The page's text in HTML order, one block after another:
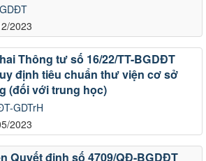
2023
GDTrH
2023
Thông tư số 16/22/TT-BGDĐT
định tiêu chuẩn thư viện cơ sở
(đối với trung học)
Quyết định số 4709/QĐ-BGDĐT